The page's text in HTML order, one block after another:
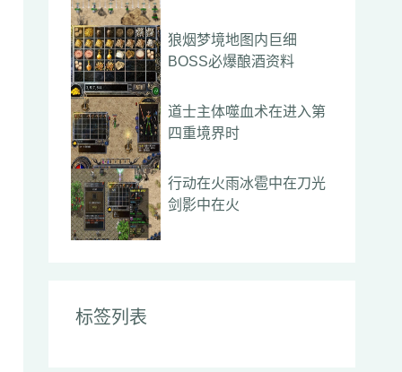
狼烟梦境地图内巨细
BOSS必爆酿酒资料
道士主体噬血术在进入第
四重境界时
行动在火雨冰雹中在刀光
剑影中在火
标签列表